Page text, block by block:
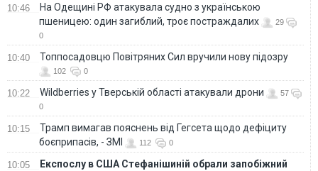
10:46
На Одещині РФ атакувала судно з українською
пшеницею: один загиблий, троє постраждалих
29
0
10:40 Топпосадовцю Повітряних Сил вручили нову підозру
102 0
10:22 Wildberries у Тверській області атакували дрони
57
0
10:15
Трамп вимагав пояснень від Гегсета щодо дефіциту
боєприпасів, - ЗМІ
112 0
10:05
Експослу в США Стефанішиній обрали запобіжний